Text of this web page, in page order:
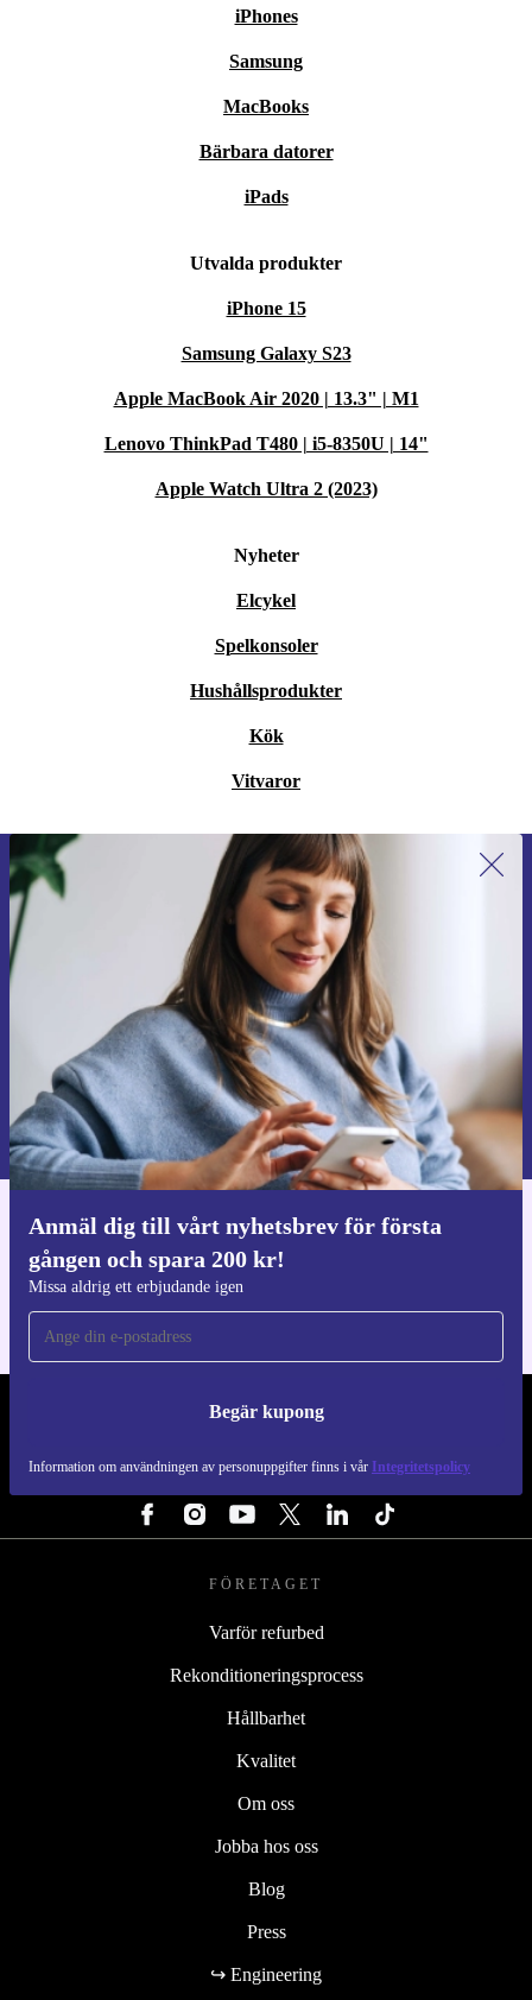
iPhones
Samsung
MacBooks
Bärbara datorer
iPads
Utvalda produkter
iPhone 15
Samsung Galaxy S23
Apple MacBook Air 2020 | 13.3" | M1
Lenovo ThinkPad T480 | i5-8350U | 14"
Apple Watch Ultra 2 (2023)
Nyheter
Elcykel
Spelkonsoler
Hushållsprodukter
Kök
Vitvaror
Anmäl dig till vårt nyhetsbrev för första
gången och spara 200 kr!
Missa aldrig ett erbjudande igen
Begär kupong
Information om användningen av personuppgifter finns i vår Integritetspolicy
Anmäl dig till vårt nyhetsbrev för
första gången och spara 200 kr!
Missa aldrig ett erbjudande igen.
Begär kupong
Information om användningen av personuppgifter finns i vår
Integritetspolicy
Ladda ner refurbed appen
För iOS och Android
REFURBED SVERIGE - RETHINK NEW.
FÖLJ OSS
FÖRETAGET
Varför refurbed
Rekonditioneringsprocess
Hållbarhet
Kvalitet
Om oss
Jobba hos oss
Blog
Press
↪ Engineering